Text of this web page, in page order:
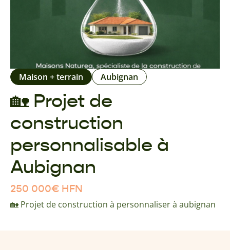
Prendre RDV
+33 4 90 70 11 11
🏡 Projet de
construction
personnalisable à
Aubignan
Maison + terrain Aubignan
250 000€ HFN
🏡 Projet de construction à personnaliser à aubignan